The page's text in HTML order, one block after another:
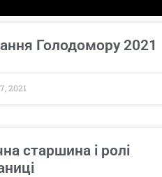
Голодомору 2021
2021
старшина і ролі